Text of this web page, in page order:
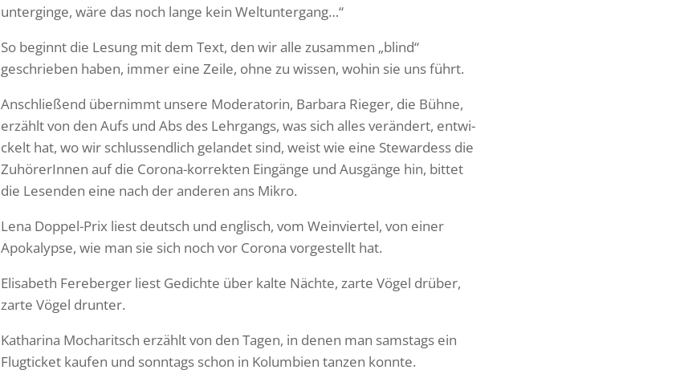
unter­ginge, wäre das noch lange kein Weltuntergang…“
So beginnt die Lesung mit dem Text, den wir alle zusammen „blind“
geschrieben haben, immer eine Zeile, ohne zu wissen, wohin sie uns führt.
Anschlie­ßend über­nimmt unsere Mode­ra­torin, Barbara Rieger, die Bühne,
erzählt von den Aufs und Abs des Lehr­gangs, was sich alles verän­dert, entwi­
ckelt hat, wo wir schluss­end­lich gelandet sind, weist wie eine Stewar­dess die
Zuhö­re­rInnen auf die Corona-korrekten Eingänge und Ausgänge hin, bittet
die Lesenden eine nach der anderen ans Mikro.
Lena Doppel-Prix liest deutsch und englisch, vom Wein­viertel, von einer
Apoka­lypse, wie man sie sich noch vor Corona vorge­stellt hat.
Elisa­beth Fereberger liest Gedichte über kalte Nächte, zarte Vögel drüber,
zarte Vögel drunter.
Katha­rina Mocharitsch erzählt von den Tagen, in denen man sams­tags ein
Flug­ti­cket kaufen und sonn­tags schon in Kolum­bien tanzen konnte.